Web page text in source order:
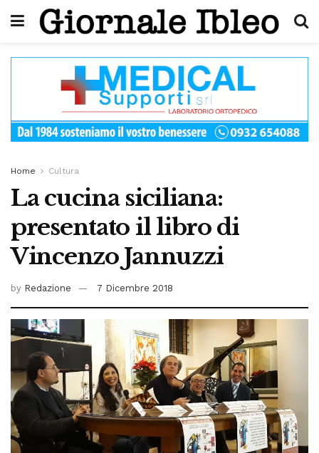
Home Cultura
La cucina siciliana:
presentato il libro di
Vincenzo Jannuzzi
by Redazione 7 Dicembre 2018